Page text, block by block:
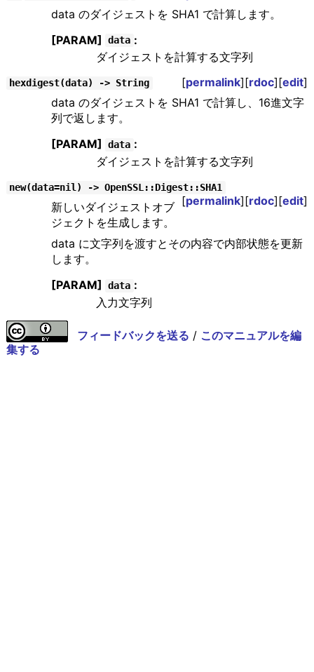
data のダイジェストを SHA1 で計算します。
[PARAM]
data :
ダイジェストを計算する文字列
hexdigest(data) -> String [permalink][rdoc][edit]
data のダイジェストを SHA1 で計算し、16進文字
列で返します。
[PARAM]
data :
ダイジェストを計算する文字列
new(data=nil) -> OpenSSL::Digest::SHA1
[permalink][rdoc][edit]
新しいダイジェストオブ
ジェクトを生成します。
data に文字列を渡すとその内容で内部状態を更新
します。
[PARAM]
data :
入力文字列
フィードバックを送る / このマニュアルを編
集する